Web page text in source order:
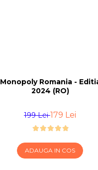
Monopoly Romania -
2024 (RO)
199 Lei179 Lei
ADAUGA IN COS